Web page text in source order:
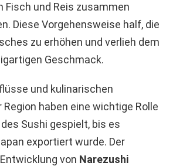
Fisch und Reis zusammen
Diese Vorgehensweise half, die
zu erhöhen und verlieh dem
Geschmack.
und kulinarischen
haben eine wichtige Rolle
Sushi gespielt, bis es
exportiert wurde. Der
von Narezushi